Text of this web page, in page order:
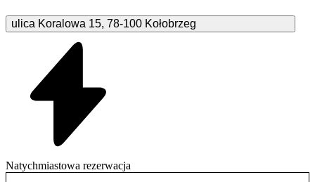
Kołobrzeg
ulica Koralowa 15, 78-100 Kołobrzeg
Natychmiastowa rezerwacja